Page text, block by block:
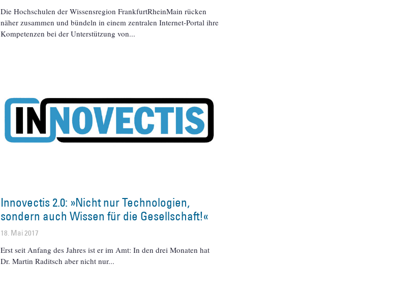
Die Hochschulen der Wissensregion FrankfurtRheinMain rücken
näher zusammen und bündeln in einem zentralen Internet-Portal ihre
Kompetenzen bei der Unterstützung von
Innovectis 2.0: »Nicht nur Technologien,
sondern auch Wissen für die Gesellschaft!«
18. Mai 2017
Erst seit Anfang des Jahres ist er im Amt: In den drei Monaten hat
Dr. Martin Raditsch aber nicht nur